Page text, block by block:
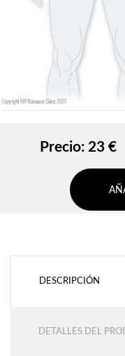
Precio: 23 €
DESCRIPCIÓN
DETALLES DEL